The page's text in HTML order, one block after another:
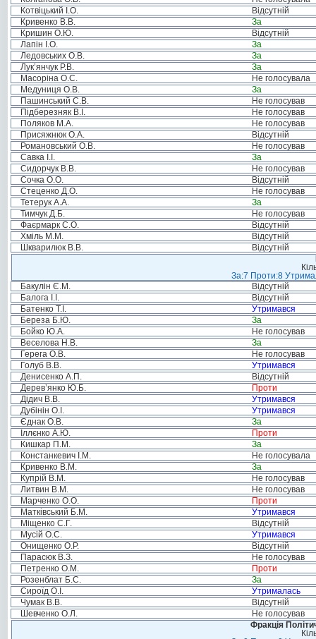
Котвіцький І.О.
Відсутній
Кривенко В.В.
За
Кришин О.Ю.
Відсутній
Лапін І.О.
За
Ледовських О.В.
За
Лук’янчук Р.В.
За
Масоріна О.С.
Не голосувала
Медуниця О.В.
За
Пашинський С.В.
Не голосував
Підберезняк В.І.
Не голосував
Поляков М.А.
Не голосував
Присяжнюк О.А.
Відсутній
Романовський О.В.
Не голосував
Савка І.І.
За
Сидорчук В.В.
Не голосував
Сочка О.О.
Відсутній
Стеценко Д.О.
Не голосував
Тетерук А.А.
За
Тимчук Д.Б.
Не голосував
Фаєрмарк С.О.
Відсутній
Хміль М.М.
Відсутній
Шкварилюк В.В.
Відсутній
За:7 Проти:8
Бакулін Є.М.
Відсутній
Балога І.І.
Відсутній
Батенко Т.І.
Утримався
Береза Б.Ю.
За
Бойко Ю.А.
Не голосував
Веселова Н.В.
За
Герега О.В.
Не голосував
Голуб В.В.
Утримався
Денисенко А.П.
Відсутній
Дерев’янко Ю.Б.
Проти
Дідич В.В.
Утримався
Дубінін О.І.
Утримався
Єднак О.В.
За
Іллєнко А.Ю.
Проти
Кишкар П.М.
За
Констанкевич І.М.
Не голосувала
Кривенко В.М.
За
Купрій В.М.
Не голосував
Литвин В.М.
Не голосував
Марченко О.О.
Проти
Матківський Б.М.
Утримався
Міщенко С.Г.
Відсутній
Мусій О.С.
Утримався
Онищенко О.Р.
Відсутній
Парасюк В.З.
Не голосував
Петренко О.М.
Проти
Розенблат Б.С.
За
Сироїд О.І.
Утрималась
Чумак В.В.
Відсутній
Шевченко О.Л.
Не голосував
Фракція